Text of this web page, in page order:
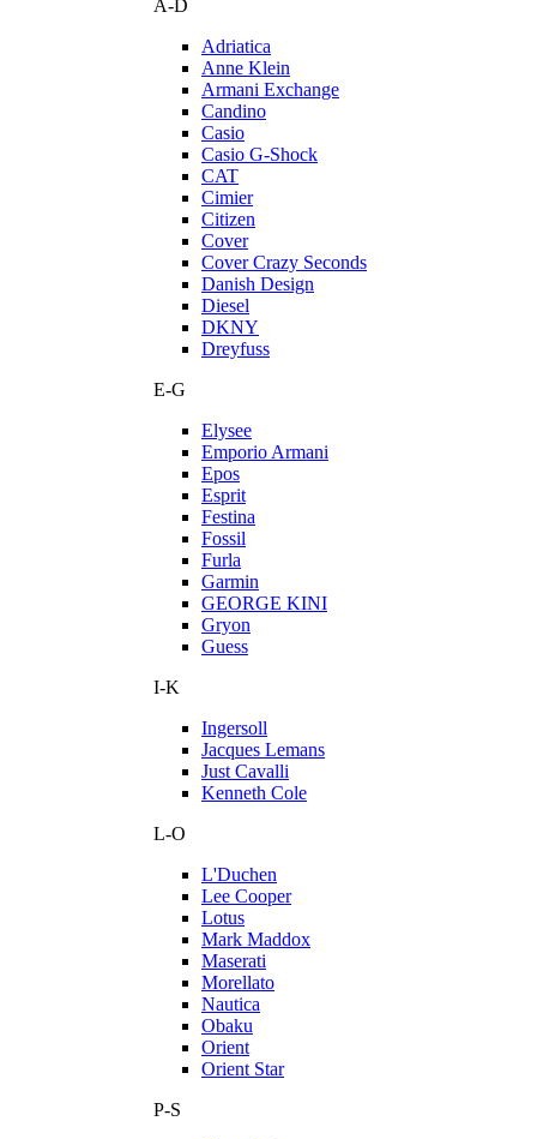
A-D
Adriatica
Anne Klein
Armani Exchange
Candino
Casio
Casio G-Shock
CAT
Cimier
Citizen
Cover
Cover Crazy Seconds
Danish Design
Diesel
DKNY
Dreyfuss
E-G
Elysee
Emporio Armani
Epos
Esprit
Festina
Fossil
Furla
Garmin
GEORGE KINI
Gryon
Guess
I-K
Ingersoll
Jacques Lemans
Just Cavalli
Kenneth Cole
L-O
L'Duchen
Lee Cooper
Lotus
Mark Maddox
Maserati
Morellato
Nautica
Obaku
Orient
Orient Star
P-S